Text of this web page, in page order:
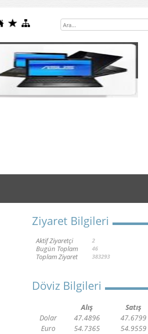
Ziyaret Bilgileri
Aktif Ziyaretçi 2
Bugün Toplam 46
Toplam Ziyaret 383293
Döviz Bilgileri
Alış
Satış
Dolar
47.4896
47.6799
Euro
54.7365 54.9559